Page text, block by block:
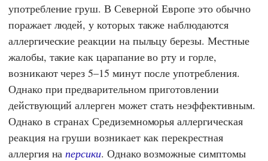
употребление груш. В Северной Европе это обычно
поражает людей, у которых также наблюдаются
аллергические реакции на пыльцу березы. Местные
жалобы, такие как царапание во рту и горле,
возникают через 5–15 минут после употребления.
Однако при предварительном приготовлении
действующий аллерген может стать неэффективным.
Однако в странах Средиземноморья аллергическая
реакция на груши возникает как перекрестная
аллергия на персики. Однако возможные симптомы